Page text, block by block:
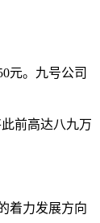
元。九号公司
前高达八九万
着力发展方向